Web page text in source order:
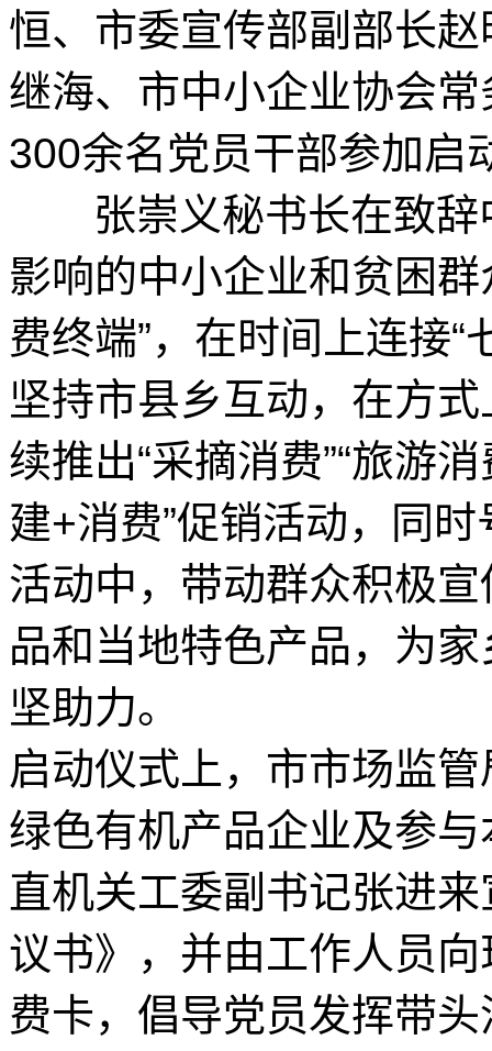
恒、市委宣传部副部长
继海、市中小企业协会
300余名党员干部参加启
张崇义秘书长在致辞
影响的中小企业和贫困
费终端”，在时间上连接“
坚持市县乡互动，在方
续推出“采摘消费”“旅游
建+消费”促销活动，同
活动中，带动群众积极
品和当地特色产品，为
坚助力。
启动仪式上，市市场监
绿色有机产品企业及参
直机关工委副书记张进
议书》，并由工作人员
费卡，倡导党员发挥带